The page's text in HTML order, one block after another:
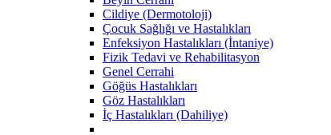
Cildiye (Dermotoloji)
Çocuk Sağlığı ve Hastalıkları
Enfeksiyon Hastalıkları (İntaniye)
Fizik Tedavi ve Rehabilitasyon
Genel Cerrahi
Göğüs Hastalıkları
Göz Hastalıkları
İç Hastalıkları (Dahiliye)